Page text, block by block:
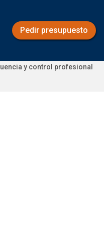
Pedir presupuesto
y control profesional